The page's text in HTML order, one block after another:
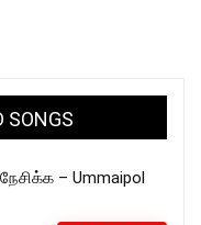
SONGS
– Ummaipol